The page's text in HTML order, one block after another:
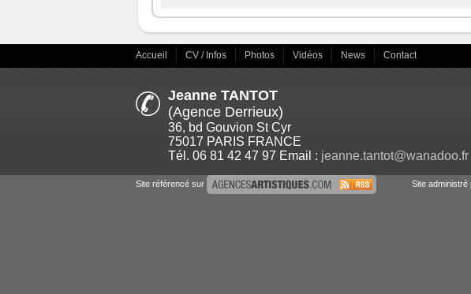
Accueil CV / Infos Photos Vidéos News Contact
Jeanne TANTOT
(Agence Derrieux)
36, bd Gouvion St Cyr
75017 PARIS FRANCE
Tél. 06 81 42 47 97 Email : jeanne.tantot@wanadoo.fr
Site référencé sur Site administré